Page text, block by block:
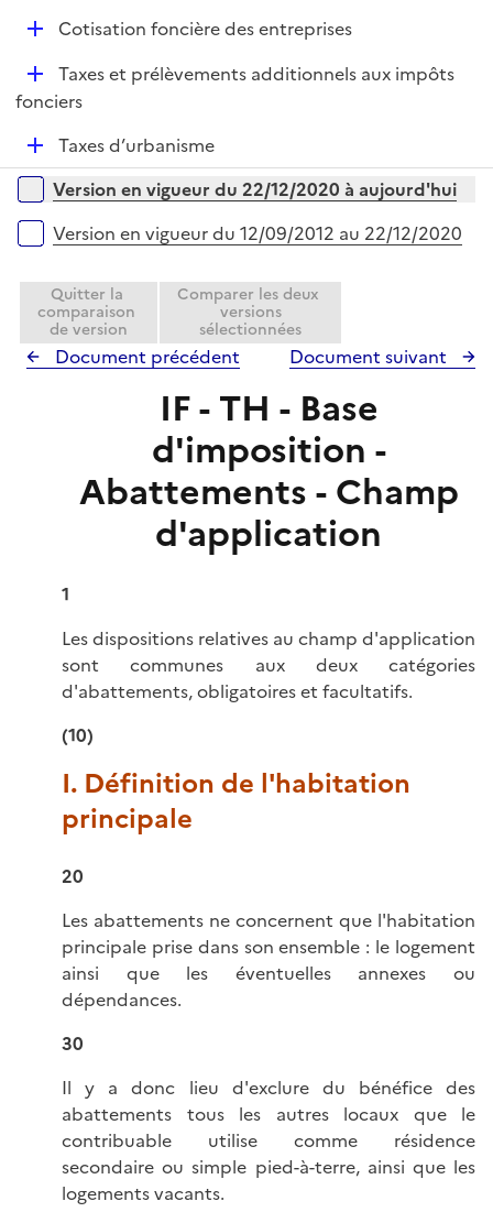
D
l
r
Cotisation foncière des entreprises
D
é
e
r
Taxes et prélèvements additionnels aux impôts
fonciers
D
é
p
e
r
Taxes d’urbanisme
Versions sur la période
Version en vigueur du 22/12/2020 à aujourd'hui
Version en vigueur du 12/09/2012 au 22/12/2020
Quitter la
comparaison
de version
Comparer les deux
versions
sélectionnées
Document précédent Document suivant
IF - TH - Base
d'imposition -
Abattements - Champ
d'application
1
Les dispositions relatives au champ d'application
sont communes aux deux catégories
d'abattements, obligatoires et facultatifs.
(10)
I. Définition de l'habitation
principale
20
Les abattements ne concernent que l'habitation
principale prise dans son ensemble : le logement
ainsi que les éventuelles annexes ou
dépendances.
30
Il y a donc lieu d'exclure du bénéfice des
abattements tous les autres locaux que le
contribuable utilise comme résidence
secondaire ou simple pied-à-terre, ainsi que les
logements vacants.